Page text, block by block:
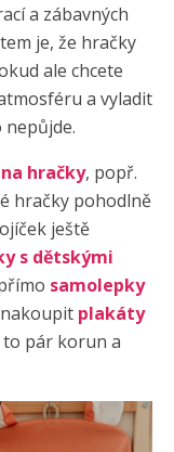
a zábavných
je, že hračky
ale chcete
a vyladit
hračky, popř.
hračky pohodlně
ještě
s dětskými
samolepky
plakáty
to pár korun a